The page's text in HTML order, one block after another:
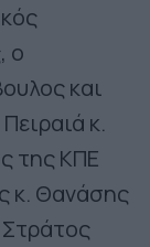
ο
και
κ.
της ΚΠΕ
κ. Θανάσης
Στράτος